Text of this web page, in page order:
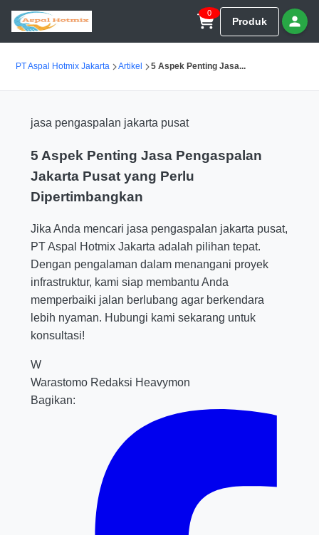
0
Produk
PT Aspal Hotmix Jakarta Artikel 5 Aspek Penting Jasa...
jasa pengaspalan jakarta pusat
5 Aspek Penting Jasa Pengaspalan
Jakarta Pusat yang Perlu
Dipertimbangkan
Jika Anda mencari jasa pengaspalan jakarta pusat,
PT Aspal Hotmix Jakarta adalah pilihan tepat.
Dengan pengalaman dalam menangani proyek
infrastruktur, kami siap membantu Anda
memperbaiki jalan berlubang agar berkendara
lebih nyaman. Hubungi kami sekarang untuk
konsultasi!
W
Warastomo Redaksi Heavymon
Bagikan: